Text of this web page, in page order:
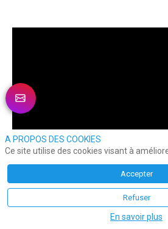
A PROPOS DES COOKIES
Ce site utilise des cookies visant à
Accepter
Refuser
En savoir plus